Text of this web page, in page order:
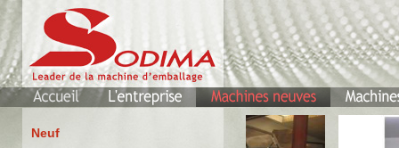
Neuf